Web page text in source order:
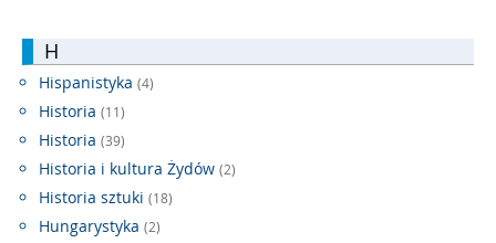
H
Hispanistyka (4)
Historia (11)
Historia (39)
Historia i kultura Żydów (2)
Historia sztuki (18)
Hungarystyka (2)